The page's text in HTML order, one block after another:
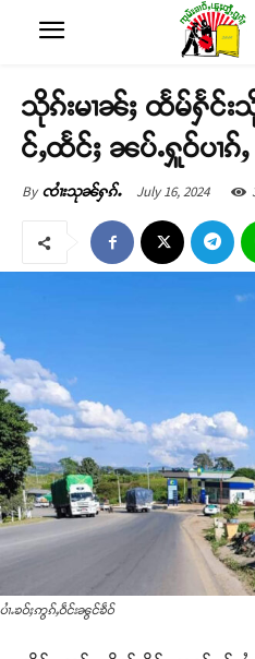
သိုၵ်းမၢၼ်ႈ ထႅမ်ႁႅင်း
င်ႇထႅင်ႈ ၼပ်ႉႁူဝ်ပၢၵ်ႇ
By ၸၢႆးသုၼ်ႁၵ်ႉ July 16, 2024
ပၢႆႉၶဝ်ႈဢွၵ်ႇဝဵင်းၼွင်ၶဵဝ်